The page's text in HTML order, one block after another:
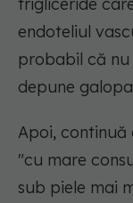
trigliceride
endoteliul
probabil că nu
depune
Apoi, continuă
"cu mare
sub piele mai